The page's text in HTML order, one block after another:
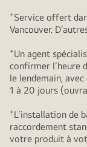
+Service offert
Vancouver.
+Un agent
confirmer l’heure
le lendemain,
1 à 20 jours
+L’installation de
raccordement
votre produit à